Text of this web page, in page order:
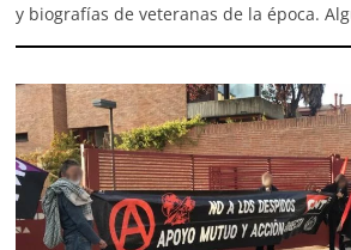
y biografías de veteranas de la época.